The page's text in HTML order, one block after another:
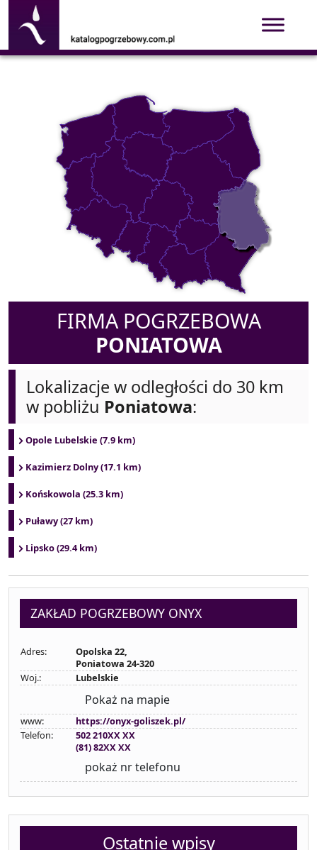
FIRMA POGRZEBOWA
PONIATOWA
Lokalizacje w odległości do 30 km
w pobliżu Poniatowa:
Opole Lubelskie (7.9 km)
Kazimierz Dolny (17.1 km)
Końskowola (25.3 km)
Puławy (27 km)
Lipsko (29.4 km)
ZAKŁAD POGRZEBOWY ONYX
Adres:
Opolska 22,
Poniatowa 24-320
Woj.:
Lubelskie
Pokaż na mapie
www:
https://onyx-goliszek.pl/
Telefon:
502 210XX XX
(81) 82XX XX
pokaż nr telefonu
Ostatnie wpisy